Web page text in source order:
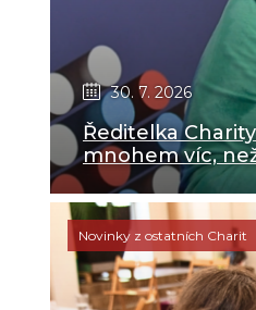
30. 7. 2026
Ředitelka
mnohem víc,
Novinky z ostatních Charit